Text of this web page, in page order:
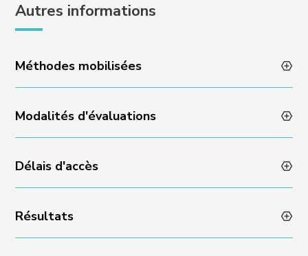
Autres informations
Méthodes mobilisées
Animation des formations par des professionnels en
activité
Modalités d'évaluations
Évaluation des acquis en fin de formation via un quizz
ou un rendu de projet
Délais d'accès
Admissibilité sur dossier et échange avec l’équipe
Experience : réponse sous 48 heures
Résultats